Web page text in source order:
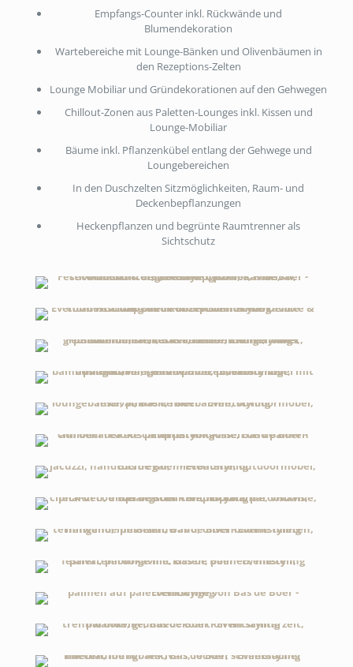
Empfangs-Counter inkl. Rückwände und
Blumendekoration
Wartebereiche mit Lounge-Bänken und Olivenbäumen in
den Rezeptions-Zelten
Lounge Mobiliar und Gründekorationen auf den Gehwegen
Chillout-Zonen aus Paletten-Lounges inkl. Kissen und
Lounge-Mobiliar
Bäume inkl. Pflanzenkübel entlang der Gehwege und
Loungebereichen
In den Duschzelten Sitzmöglichkeiten, Raum- und
Deckenbepflanzungen
Heckenpflanzen und begrünte Raumtrenner als
Sichtschutz